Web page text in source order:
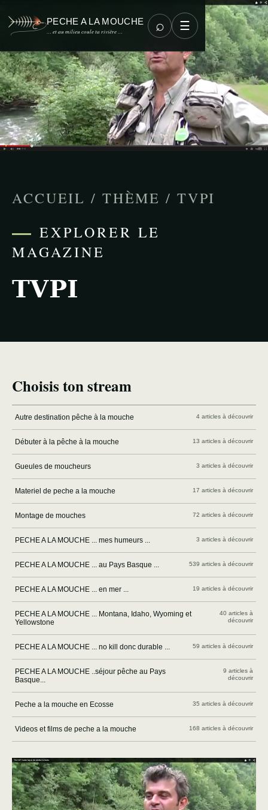
PECHE A LA MOUCHE
… et au milieu coule ta rivière … ⌕ ☰
ACCUEIL / THÈME / TVPI
EXPLORER LE
MAGAZINE
TVPI
Choisis ton stream
Autre destination pêche à la mouche 4 articles à découvrir
Débuter à la pêche à la mouche 13 articles à découvrir
Gueules de moucheurs 3 articles à découvrir
Materiel de peche a la mouche 17 articles à découvrir
Montage de mouches 72 articles à découvrir
PECHE A LA MOUCHE ... mes humeurs ... 3 articles à découvrir
PECHE A LA MOUCHE ... au Pays Basque ... 539 articles à découvrir
PECHE A LA MOUCHE ... en mer ... 19 articles à découvrir
PECHE A LA MOUCHE ... Montana, Idaho, Wyoming et
Yellowstone
40 articles à
découvrir
PECHE A LA MOUCHE ... no kill donc durable ... 59 articles à découvrir
PECHE A LA MOUCHE ..séjour pêche au Pays
Basque...
9 articles à
découvrir
Peche a la mouche en Ecosse 35 articles à découvrir
Videos et films de peche a la mouche 168 articles à découvrir